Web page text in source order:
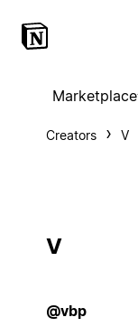
Marketplace
Creators V
V
@vbp